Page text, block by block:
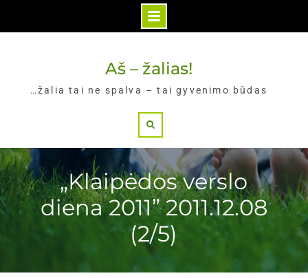
Aš – žalias!
…žalia tai ne spalva – tai gyvenimo būdas
„Klaipėdos verslo
diena 2011” 2011.12.08
(2/5)